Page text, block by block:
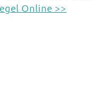
Online >>